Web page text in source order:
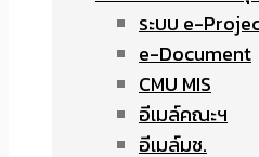
ระบบ e-
e-Document
CMU MIS
อีเมล์คณะฯ
อีเมล์มช.